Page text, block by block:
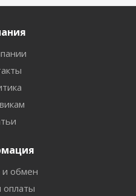
и обмен
оплаты